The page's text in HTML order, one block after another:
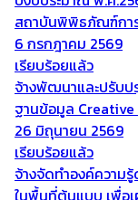
สถาบันพิพิธภัณฑ์กา
6 กรกฎาคม 2569
เรียบร้อยแล้ว
จ้างพัฒนาและปรับป
ฐานข้อมูล Creative
26 มิถุนายน 2569
เรียบร้อยแล้ว
จ้างจัดทำองค์ความรู้
ในพื้นที่ต้นแบบ เพื่อ